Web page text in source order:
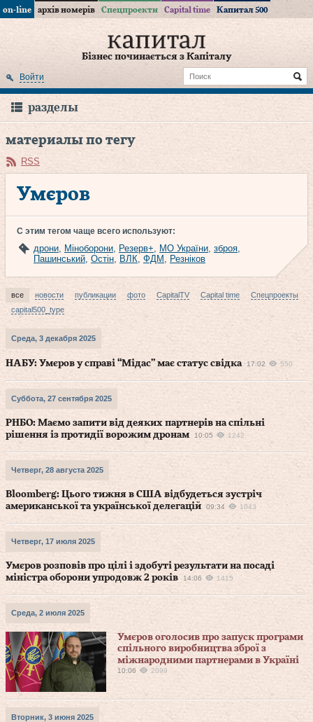
on-line архів номерів Спецпроекти Capital time Капитал 500
Бізнес починається з Капіталу
Войти
разделы
материалы по тегу
RSS
Умєров
С этим тегом чаще всего используют:
дрони, Міноборони, Резерв+, МО України, зброя,
Пашинський, Остін, ВЛК, ФДМ , Резніков
все новости публикации фото CapitalTV Capital time
Спецпроекты
capital500_type
Среда, 3 декабря 2025
НАБУ: Умєров у справі “Мідас” має статус свідка 17:02 550
Суббота, 27 сентября 2025
РНБО: Маємо запити від деяких партнерів на спільні
рішення із протидії ворожим дронам
10:05 1242
Четверг, 28 августа 2025
Bloomberg: Цього тижня в США відбудеться зустріч
американської та української делегацій
09:34 1043
Четверг, 17 июля 2025
Умєров розповів про цілі і здобуті результати на посаді
міністра оборони упродовж 2 років
14:06 1415
Среда, 2 июля 2025
Умєров оголосив про запуск програми
спільного виробництва зброї з
міжнародними партнерами в Україні
10:06 2099
Вторник, 3 июня 2025